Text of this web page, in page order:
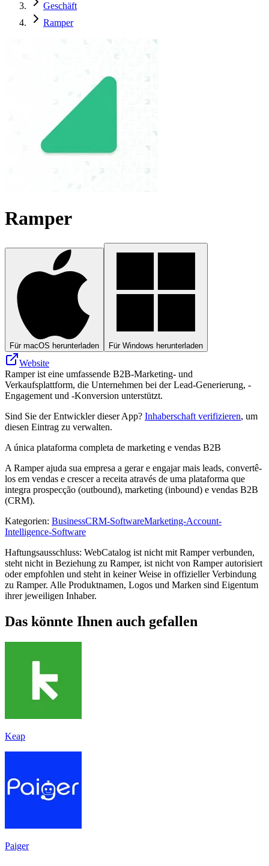
Geschäft
Ramper
Ramper
Für macOS herunterladen Für Windows herunterladen
Website
Ramper ist eine umfassende B2B-Marketing- und
Verkaufsplattform, die Unternehmen bei der Lead-Generierung, -
Engagement und -Konversion unterstützt.
Sind Sie der Entwickler dieser App? Inhaberschaft verifizieren, um
diesen Eintrag zu verwalten.
A única plataforma completa de marketing e vendas B2B
A Ramper ajuda sua empresa a gerar e engajar mais leads, convertê-
los em vendas e crescer a receita através de uma plataforma que
integra prospecção (outbound), marketing (inbound) e vendas B2B
(CRM).
Kategorien: BusinessCRM-SoftwareMarketing-Account-
Intelligence-Software
Haftungsausschluss: WebCatalog ist nicht mit Ramper verbunden,
steht nicht in Beziehung zu Ramper, ist nicht von Ramper autorisiert
oder empfohlen und steht in keiner Weise in offizieller Verbindung
zu Ramper. Alle Produktnamen, Logos und Marken sind Eigentum
ihrer jeweiligen Inhaber.
Das könnte Ihnen auch gefallen
Keap
Paiger